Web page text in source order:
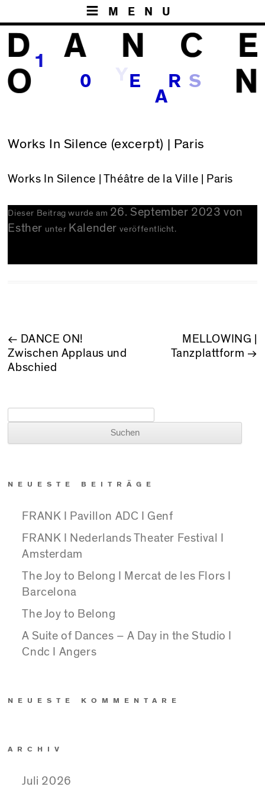
MENU
1
0 E
A
R
Works In Silence (excerpt) | Paris
Works In Silence | Théâtre de la Ville | Paris
Dieser Beitrag wurde am 26. September 2023 von
Esther unter Kalender veröffentlicht.
BEITRAGSNAVIGATION
← DANCE ON!
Zwischen Applaus und
Abschied
MELLOWING |
Tanzplattform →
NEUESTE BEITRÄGE
FRANK I Pavillon ADC I Genf
FRANK I Nederlands Theater Festival I
Amsterdam
The Joy to Belong I Mercat de les Flors I
Barcelona
The Joy to Belong
A Suite of Dances – A Day in the Studio I
Cndc I Angers
NEUESTE KOMMENTARE
ARCHIV
Juli 2026